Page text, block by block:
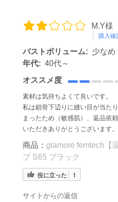
M.Y様
購入確
バストボリューム: 少なめ
年代: 40代～
オススメ度
素材は気持ちよくて良いです。
私は鎖骨下辺りに縫い目が当た
まったため（敏感肌）、返品依
いただきありがとうございます。
商品： glamore femtech【
プ S65 ブラック
役に立った 1
サイトからの返信